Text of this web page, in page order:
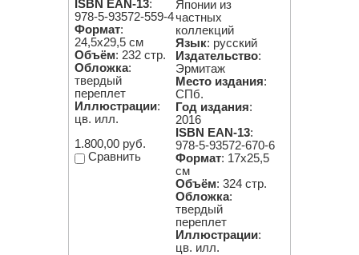
ISBN EAN-13:
978-5-93572-559-4
Формат:
24,5х29,5 см
Объём: 232 стр.
Обложка:
твердый
переплет
Иллюстрации:
цв. илл.
1.800,00 руб.
Сравнить
Японии из
частных
коллекций
Язык: русский
Издательство:
Эрмитаж
Место издания:
СПб.
Год издания:
2016
ISBN EAN-13:
978-5-93572-670-6
Формат: 17х25,5
см
Объём: 324 стр.
Обложка:
твердый
переплет
Иллюстрации:
цв. илл.